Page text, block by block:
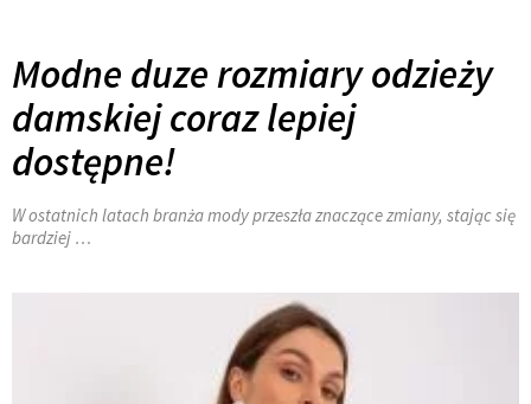
Modne duze rozmiary odzieży
damskiej coraz lepiej
dostępne!
W ostatnich latach branża mody przeszła znaczące zmiany, stając się
bardziej …